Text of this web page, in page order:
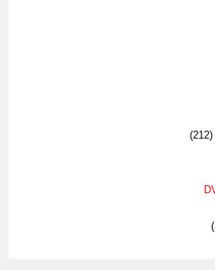
(212)